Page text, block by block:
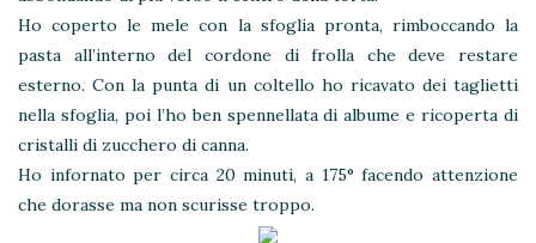
Ho coperto le mele con la sfoglia pronta, rimboccando la
pasta all’interno del cordone di frolla che deve restare
esterno. Con la punta di un coltello ho ricavato dei taglietti
nella sfoglia, poi l’ho ben spennellata di albume e ricoperta di
cristalli di zucchero di canna.
Ho infornato per circa 20 minuti, a 175° facendo attenzione
che dorasse ma non scurisse troppo.